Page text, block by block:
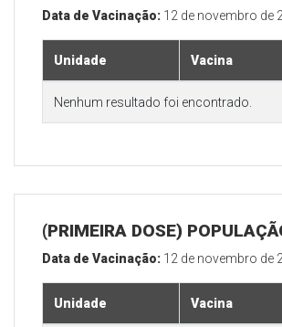
Data de Vacinação: 12 de novembro de
Unidade Vacina
Nenhum resultado foi encontrado.
(PRIMEIRA DOSE)
Data de Vacinação: 12 de novembro de
Unidade Vacina